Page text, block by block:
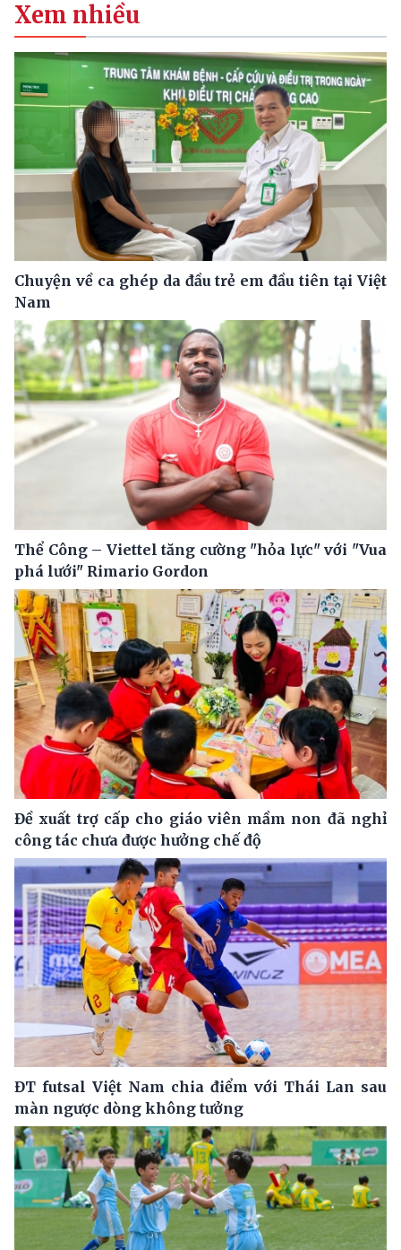
Xem nhiều
Chuyện về ca ghép da đầu trẻ em đầu tiên tại Việt
Nam
Thể Công – Viettel tăng cường "hỏa lực" với "Vua
phá lưới" Rimario Gordon
Đề xuất trợ cấp cho giáo viên mầm non đã nghỉ
công tác chưa được hưởng chế độ
ĐT futsal Việt Nam chia điểm với Thái Lan sau
màn ngược dòng không tưởng